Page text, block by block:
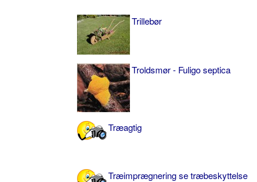
Trillebør
Troldsmør - Fuligo septica
Træagtig
Træimprægnering se træbeskyttelse